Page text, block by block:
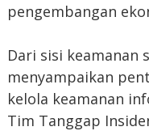
pengembangan
Dari sisi keamanan
menyampaikan
kelola keamanan
Tim Tanggap